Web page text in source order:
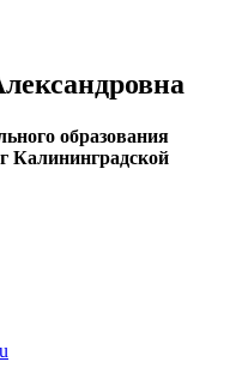
образования
Калининградской